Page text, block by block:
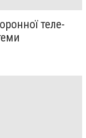
теле-